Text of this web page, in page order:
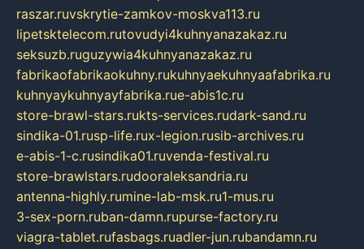
raszar.ruvskrytie-zamkov-moskva113.ru
lipetsktelecom.rutovudyi4kuhnyanazakaz.ru
seksuzb.ruguzywia4kuhnyanazakaz.ru
fabrikaofabrikaokuhny.rukuhnyaekuhnyaafabrika.ru
kuhnyaykuhnyayfabrika.rue-abis1c.ru
store-brawl-stars.rukts-services.rudark-sand.ru
sindika-01.rusp-life.rux-legion.rusib-archives.ru
e-abis-1-c.rusindika01.ruvenda-festival.ru
store-brawlstars.rudooraleksandria.ru
antenna-highly.rumine-lab-msk.ru1-mus.ru
3-sex-porn.ruban-damn.rupurse-factory.ru
viagra-tablet.rufasbags.ruadler-jun.rubandamn.ru